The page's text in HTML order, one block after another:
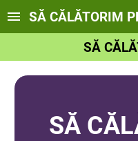
SĂ CĂLĂTORIM
SĂ
SĂ